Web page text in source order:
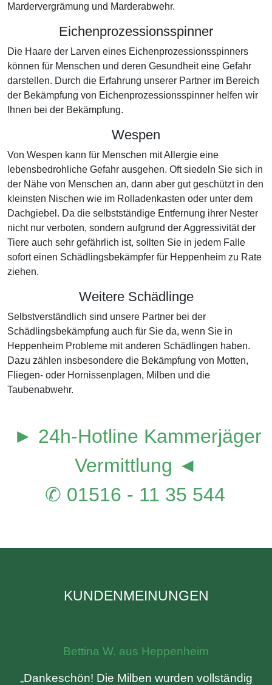
Mardervergrämung und Marderabwehr.
Eichenprozessionsspinner
Die Haare der Larven eines Eichenprozessionsspinners
können für Menschen und deren Gesundheit eine Gefahr
darstellen. Durch die Erfahrung unserer Partner im Bereich
der Bekämpfung von Eichenprozessionsspinner helfen wir
Ihnen bei der Bekämpfung.
Wespen
Von Wespen kann für Menschen mit Allergie eine
lebensbedrohliche Gefahr ausgehen. Oft siedeln Sie sich in
der Nähe von Menschen an, dann aber gut geschützt in den
kleinsten Nischen wie im Rolladenkasten oder unter dem
Dachgiebel. Da die selbstständige Entfernung ihrer Nester
nicht nur verboten, sondern aufgrund der Aggressivität der
Tiere auch sehr gefährlich ist, sollten Sie in jedem Falle
sofort einen Schädlingsbekämpfer für Heppenheim zu Rate
ziehen.
Weitere Schädlinge
Selbstverständlich sind unsere Partner bei der
Schädlingsbekämpfung auch für Sie da, wenn Sie in
Heppenheim Probleme mit anderen Schädlingen haben.
Dazu zählen insbesondere die Bekämpfung von Motten,
Fliegen- oder Hornissenplagen, Milben und die
Taubenabwehr.
► 24h-Hotline Kammerjäger
Vermittlung ◄
✆ 01516 - 11 35 544
KUNDENMEINUNGEN
Bettina W. aus Heppenheim
„Dankeschön! Die Milben wurden vollständig